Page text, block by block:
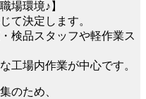
場環境♪】
て決定します。
検品スタッフや軽作業ス
⼯場内作業が中⼼です。
のため、